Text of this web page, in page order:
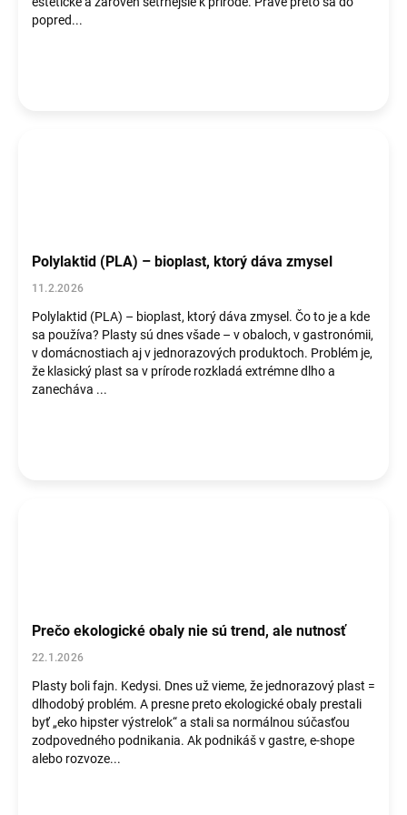
popred...
Polylaktid (PLA) – bioplast, ktorý dáva zmysel
11.2.2026
Polylaktid (PLA) – bioplast, ktorý dáva zmysel. Čo to je a kde
sa používa? Plasty sú dnes všade – v obaloch, v gastronómii,
v domácnostiach aj v jednorazových produktoch. Problém je,
že klasický plast sa v prírode rozkladá extrémne dlho a
zanecháva ...
Prečo ekologické obaly nie sú trend, ale nutnosť
22.1.2026
Plasty boli fajn. Kedysi. Dnes už vieme, že jednorazový plast =
dlhodobý problém. A presne preto ekologické obaly prestali
byť „eko hipster výstrelok“ a stali sa normálnou súčasťou
zodpovedného podnikania. Ak podnikáš v gastre, e-shope
alebo rozvoze...